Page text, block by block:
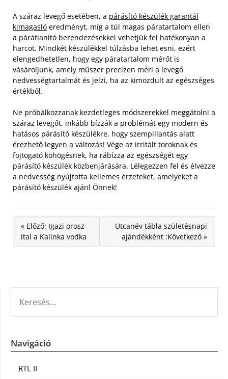
A száraz levegő esetében, a párásító készülék garantál
kimagasló eredményt, míg a túl magas páratartalom ellen
a párátlanító berendezésekkel vehetjük fel hatékonyan a
harcot. Mindkét készülékkel túlzásba lehet esni, ezért
elengedhetetlen, hogy egy páratartalom mérőt is
vásároljunk, amely műszer precízen méri a levegő
nedvességtartalmát és jelzi, ha az kimozdult az egészséges
értékből.
Ne próbálkozzanak kezdetleges módszerekkel meggátolni a
száraz levegőt, inkább bízzák a problémát egy modern és
hatásos párásító készülékre, hogy szempillantás alatt
érezhető legyen a változás! Vége az irritált toroknak és
fojtogató köhögésnek, ha rábízza az egészségét egy
párásító készülék közbenjárására. Lélegezzen fel és élvezze
a nedvesség nyújtotta kellemes érzeteket, amelyeket a
párásító készülék ajánl Önnek!
« Előző: Igazi orosz
ital a Kalinka vodka
Utcanév tábla születésnapi
ajándékként :Következő »
Navigáció
RTL II